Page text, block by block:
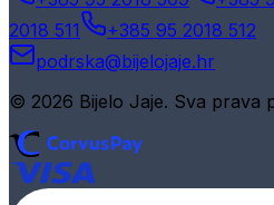
2018 511
+385 95 2018 512
podrska@bijelojaje.hr
© 2026 Bijelo Jaje. Sva prava